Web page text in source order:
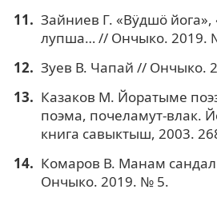
Зайниев Г. «Вӱдшö йога»,
лупша… // Ончыко. 2019.
Зуев В. Чапай // Ончыко.
Казаков М. Йоратыме
поэма, почеламут-влак.
книга савыктыш, 2003.
Комаров В. Манам
Ончыко. 2019. № 5.